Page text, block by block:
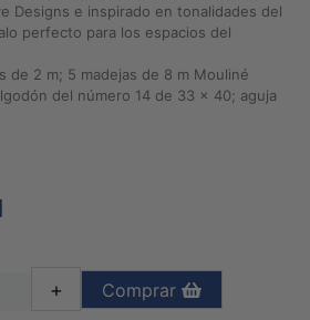
Designs e inspirado en tonalidades del
perfecto para los espacios del
de 2 m; 5 madejas de 8 m Mouliné
del número 14 de 33 x 40; aguja
+ Comprar